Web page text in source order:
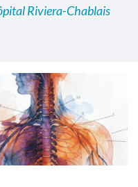
Riviera-Chablais